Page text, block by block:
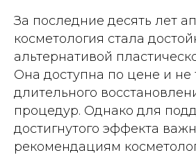
За последние десять лет
косметология стала
альтернативой
Она доступна по цене и не
длительного
процедур. Однако для
достигнутого эффекта
рекомендациям